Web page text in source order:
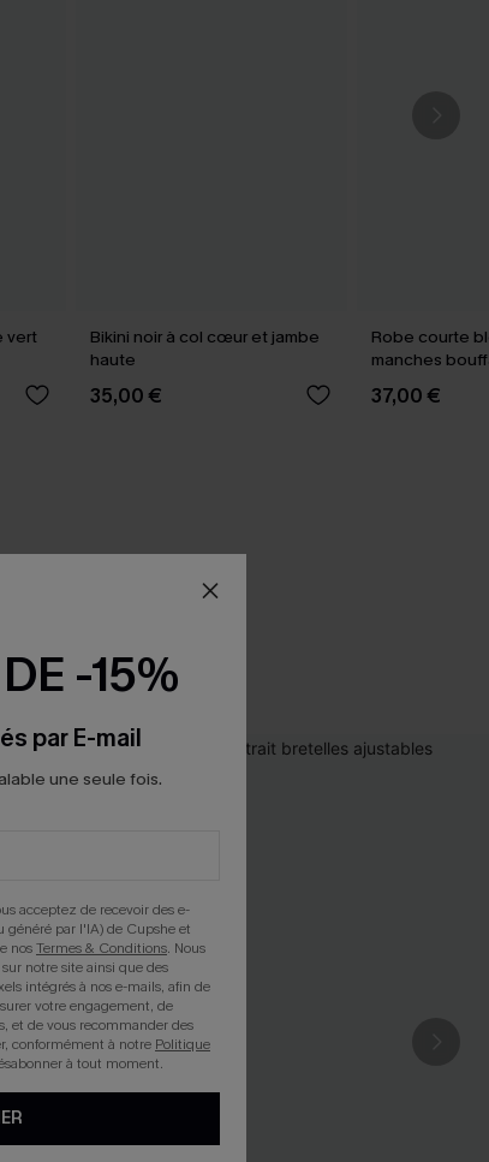
vert
Bikini noir à col cœur et jambe
haute
35,00 €
Robe courte
manches
37,00 €
-15%
par E-mail
une seule fois.
acceptez de recevoir des e-
par l'IA) de Cupshe et
nosTermes & Conditions. Nous
notre site ainsi que des
intégrés à nos e-mails, afin de
votre engagement, de
et de vous recommander des
conformément à notre Politique
à tout moment.